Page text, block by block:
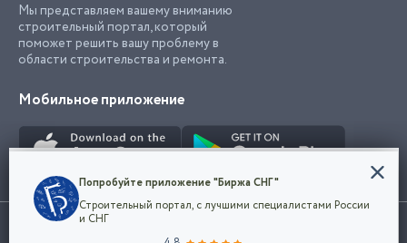
Мы представляем вашему вниманию
строительный портал, который
поможет решить вашу проблему в
области строительства и ремонта.
Мобильное приложение
Использование сайта, в том числе подача объявлений, означает
Конфиденциальность
Мы используем файлы cookie, чтобы сделать
наш сайт удобным для каждого
Попробуйте приложение "Биржа СНГ"
Строительный портал, с лучшими специалистами России
и СНГ